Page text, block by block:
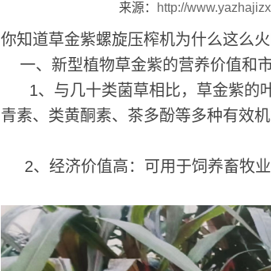
来源： http://
你知道草金紫螺旋压榨机为什么这么火
一、新型植物草金紫的营养价值和
1、 与几十类菌草相比，草金紫的
青素、类黄酮素、茶多酚等多种有效
2、经济价值高：可用于饲养畜牧业